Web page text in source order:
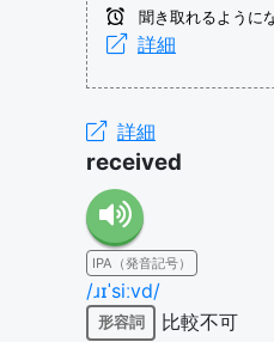
聞き取れるように
詳細
詳細
received
IPA（発音記号）
/ɹɪˈsiːvd/
形容詞
比較不可